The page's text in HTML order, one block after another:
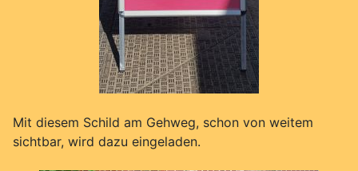
Mit diesem Schild am Gehweg, schon von weitem
sichtbar, wird dazu eingeladen.